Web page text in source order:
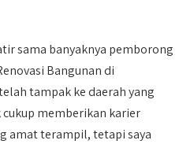
sama banyaknya pemborong
Bangunan di
tampak ke daerah yang
memberikan karier
amat terampil, tetapi saya